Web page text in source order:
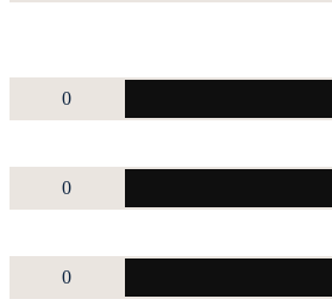
0
0
0